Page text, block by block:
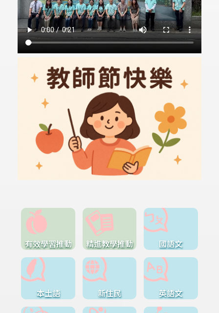
有效學習推動 精進教學推動 國語文
本土語 新住民 英語文